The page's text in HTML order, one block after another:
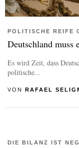
POLITISCHE REIFE
Deutschland muss
Es wird Zeit, dass
politische...
VON RAFAEL
DIE BILANZ IST